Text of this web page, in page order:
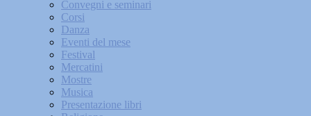
Convegni e seminari
Corsi
Danza
Eventi del mese
Festival
Mercatini
Mostre
Musica
Presentazione libri